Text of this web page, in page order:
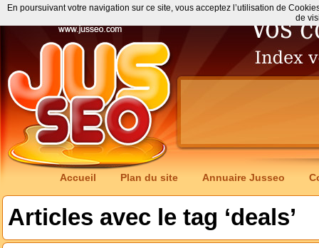
Accueil Plan du site Annuaire Jusseo
Articles avec le tag ‘deals’
En poursuivant votre navigation sur ce site, vous acceptez l’utilisation de
de